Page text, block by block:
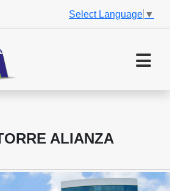
Select Language ▼
ALIANZA